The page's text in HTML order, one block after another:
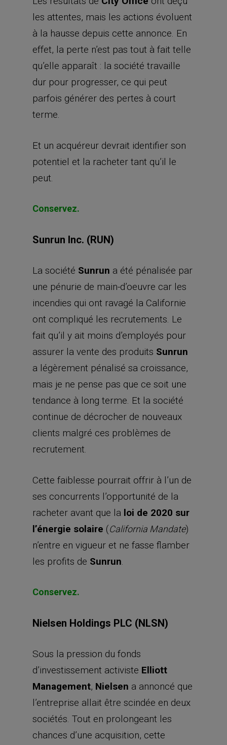
les attentes, mais les actions évoluent
à la hausse depuis cette annonce. En
effet, la perte n’est pas tout à fait telle
qu’elle apparaît : la société travaille
dur pour progresser, ce qui peut
parfois générer des pertes à court
terme.
Et un acquéreur devrait identifier son
potentiel et la racheter tant qu’il le
peut.
Conservez.
Sunrun Inc. (RUN)
La société Sunrun a été pénalisée par
une pénurie de main-d’oeuvre car les
incendies qui ont ravagé la Californie
ont compliqué les recrutements. Le
fait qu’il y ait moins d’employés pour
assurer la vente des produits Sunrun
a légèrement pénalisé sa croissance,
mais je ne pense pas que ce soit une
tendance à long terme. Et la société
continue de décrocher de nouveaux
clients malgré ces problèmes de
recrutement.
Cette faiblesse pourrait offrir à l’un de
ses concurrents l’opportunité de la
racheter avant que la loi de 2020 sur
l’énergie solaire (California Mandate)
n’entre en vigueur et ne fasse flamber
les profits de Sunrun
Conservez.
Nielsen Holdings PLC (NLSN)
Sous la pression du fonds
d’investissement activiste Elliott
Management, Nielsen a annoncé que
l’entreprise allait être scindée en deux
sociétés. Tout en prolongeant les
chances d’une acquisition, cette